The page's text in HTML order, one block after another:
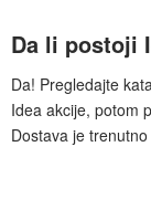
Da li postoji
Da! Pregledajte
Idea akcije, potom
Dostava je